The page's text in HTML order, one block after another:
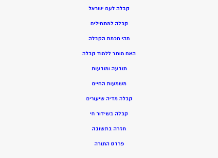
קבלה לעם ישראל
קבלה למתחילים
מהי חכמת הקבלה
האם מותר ללמוד קבלה
תודעה ומודעות
משמעות החיים
קבלה מדיה שיעורים
קבלה בשידור חי
חזרה בתשובה
פרדס התורה